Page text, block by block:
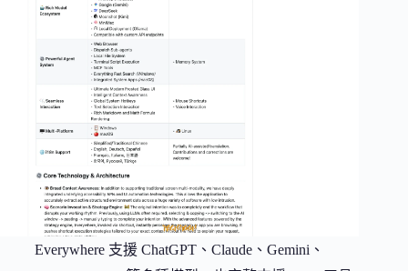
Everywhere 支援 ChatGPT、Claude、Gemini、